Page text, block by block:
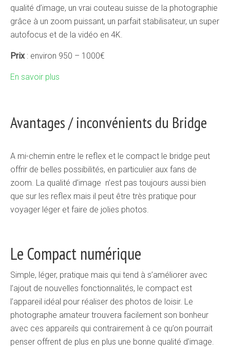
qualité d’image, un vrai couteau suisse de la photographie
grâce à un zoom puissant, un parfait stabilisateur, un super
autofocus et de la vidéo en 4K.
Prix : environ 950 – 1000€
En savoir plus
Avantages / inconvénients du Bridge
A mi-chemin entre le reflex et le compact le bridge peut
offrir de belles possibilités, en particulier aux fans de
zoom. La qualité d’image n’est pas toujours aussi bien
que sur les reflex mais il peut être très pratique pour
voyager léger et faire de jolies photos.
Le Compact numérique
Simple, léger, pratique mais qui tend à s’améliorer avec
l’ajout de nouvelles fonctionnalités, le compact est
l’appareil idéal pour réaliser des photos de loisir. Le
photographe amateur trouvera facilement son bonheur
avec ces appareils qui contrairement à ce qu’on pourrait
penser offrent de plus en plus une bonne qualité d’image.